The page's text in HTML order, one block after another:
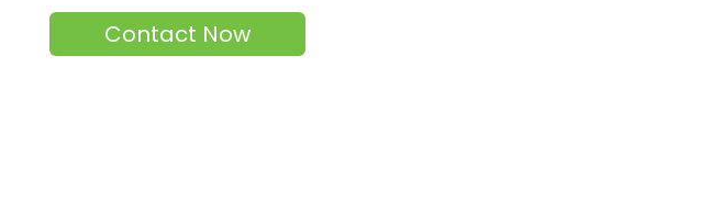
Contact Now